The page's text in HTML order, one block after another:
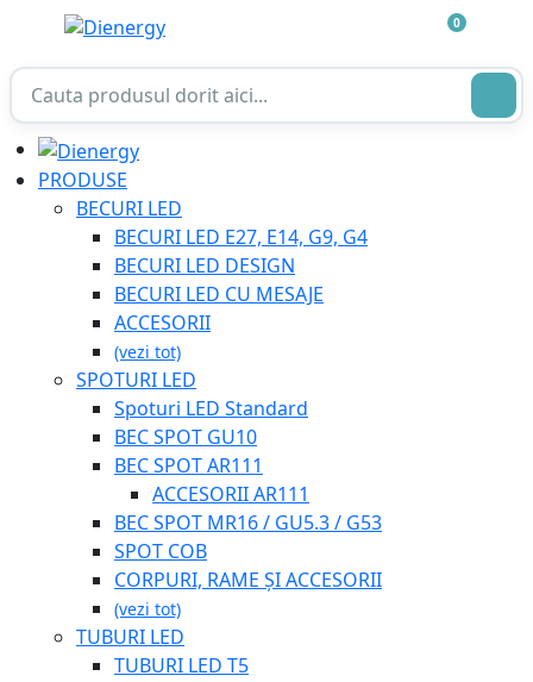
0
PRODUSE
BECURI LED
BECURI LED E27, E14, G9, G4
BECURI LED DESIGN
BECURI LED CU MESAJE
ACCESORII
(vezi tot)
SPOTURI LED
Spoturi LED Standard
BEC SPOT GU10
BEC SPOT AR111
ACCESORII AR111
BEC SPOT MR16 / GU5.3 / G53
SPOT COB
CORPURI, RAME ȘI ACCESORII
(vezi tot)
TUBURI LED
TUBURI LED T5